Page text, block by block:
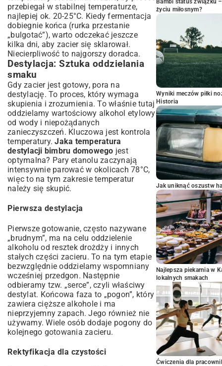
przebiegał w stabilnej temperaturze,
najlepiej ok. 20-25°C. Kiedy fermentacja
dobiegnie końca (rurka przestanie
„bulgotać”), warto odczekać jeszcze
kilka dni, aby zacier się sklarował.
Niecierpliwość to najgorszy doradca.
Destylacja: Sztuka oddzielania
smaku
Gdy zacier jest gotowy, pora na
destylację. To proces, który wymaga
skupienia i zrozumienia. To właśnie tutaj
oddzielamy wartościowy alkohol etylowy
od wody i niepożądanych
zanieczyszczeń. Kluczowa jest kontrola
temperatury.Jaka temperatura
destylacji bimbru domowego jest
optymalna? Pary etanolu zaczynają
intensywnie parować w okolicach 78°C,
więc to na tym zakresie temperatur
należy się skupić.
Pierwsza destylacja
Pierwsze gotowanie, często nazywane
„brudnym”, ma na celu oddzielenie
alkoholu od resztek drożdży i innych
stałych części zacieru. To na tym etapie
bezwzględnie oddzielamy wspomniany
wcześniej przedgon. Następnie
odbieramy tzw. „serce”, czyli właściwy
destylat. Końcowa faza to „pogon”, który
zawiera cięższe alkohole i ma
nieprzyjemny zapach. Jego również nie
używamy. Wiele osób dodaje pogony do
kolejnego gotowania zacieru.
Rektyfikacja dla czystości
Bambi status związku
życiu miłosnym?
Wyniki meczów piłki
Historia
Jak uniknąć oszustw
Najlepsza piekarnia w
lokalnych smakach
Ćwiczenia dla